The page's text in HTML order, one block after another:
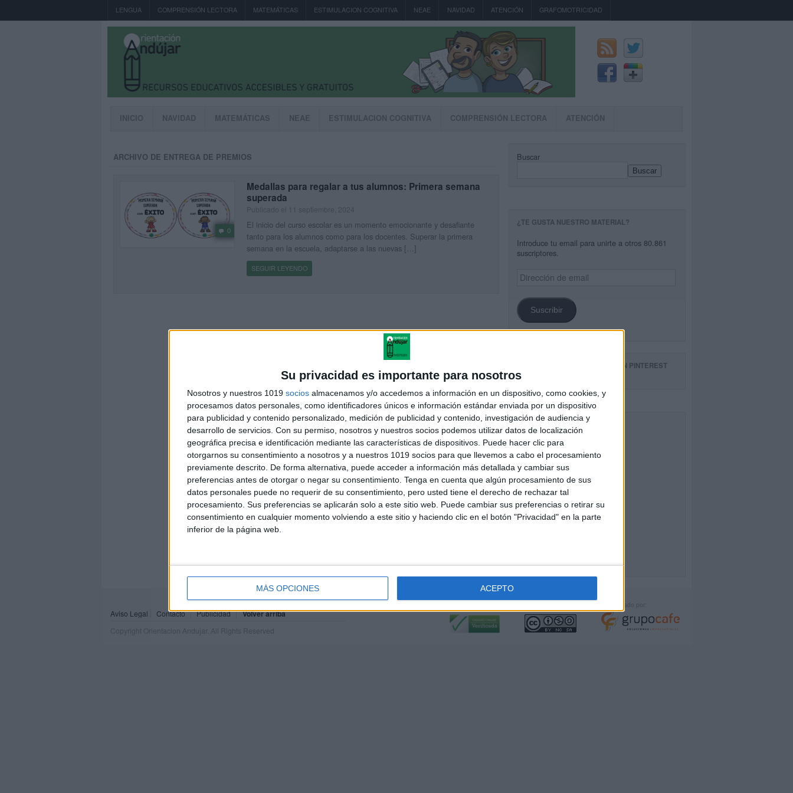
Su privacidad es importante para nosotros
Nosotros y nuestros 1019 socios almacenamos y/o accedemos a información en un dispositivo, como cookies, y
procesamos datos personales, como identificadores únicos e información estándar enviada por un dispositivo
para publicidad y contenido personalizado, medición de publicidad y contenido, investigación de audiencia y
desarrollo de servicios. Con su permiso, nosotros y nuestros socios podemos utilizar datos de localización
geográfica precisa e identificación mediante las características de dispositivos. Puede hacer clic para
otorgarnos su consentimiento a nosotros y a nuestros 1019 socios para que llevemos a cabo el procesamiento
previamente descrito. De forma alternativa, puede acceder a información más detallada y cambiar sus
preferencias antes de otorgar o negar su consentimiento. Tenga en cuenta que algún procesamiento de sus
datos personales puede no requerir de su consentimiento, pero usted tiene el derecho de rechazar tal
procesamiento. Sus preferencias se aplicarán solo a este sitio web. Puede cambiar sus preferencias o retirar su
consentimiento en cualquier momento volviendo a este sitio y haciendo clic en el botón "Privacidad" en la parte
inferior de la página web.
MÁS OPCIONES ACEPTO
LENGUA COMPRENSIÓN LECTORA MATEMÁTICAS ESTIMULACION COGNITIVA NEAE NAVIDAD ATENCIÓN GRAFOMOTRICIDAD
INICIO NAVIDAD MATEMÁTICAS NEAE ESTIMULACION COGNITIVA COMPRENSIÓN LECTORA ATENCIÓN
ARCHIVO DE ENTREGA DE PREMIOS
0
Medallas para regalar a tus alumnos: Primera semana
superada
El inicio del curso escolar es un momento emocionante y desafiante
tanto para los alumnos como para los docentes. Superar la primera
semana en la escuela, adaptarse a las nuevas […]
SEGUIR LEYENDO
Buscar
Buscar
¿TE GUSTA NUESTRO MATERIAL?
Introduce tu email para unirte a otros 80.861
suscriptores.
Dirección
de
Suscribir
SIGUE NUESTROS TABLEROS EN PINTEREST
Aviso Legal Contacto Publicidad Volver arriba
Copyright Orientacion Andujar. All Rights Reserved